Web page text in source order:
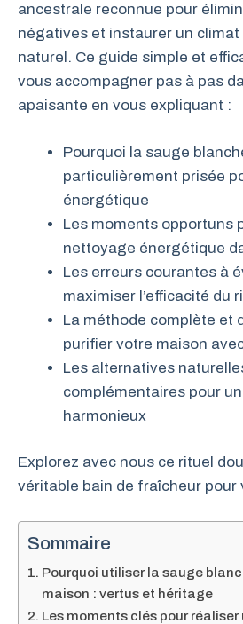
ancestrale reconnue pour
négatives et instaurer un climat
naturel. Ce guide simple et
vous accompagner pas à pas
apaisante en vous expliquant :
Pourquoi la sauge
particulièrement prisée
énergétique
Les moments opportuns
nettoyage énergétique
Les erreurs courantes à
maximiser l’efficacité du
La méthode complète et
purifier votre maison
Les alternatives
complémentaires pour
harmonieux
Explorez avec nous ce rituel
véritable bain de fraîcheur pour
Sommaire
Pourquoi utiliser la sauge
maison : vertus et héritage
Les moments clés pour